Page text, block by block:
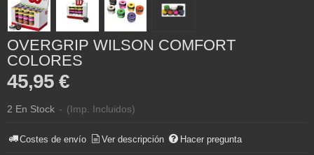
OVERGRIP WILSON COMFORT
COLORES
45,95 €
2 En Stock - (Imp. Incluidos)
Costes de envío Ver descripción Hacer pregunta